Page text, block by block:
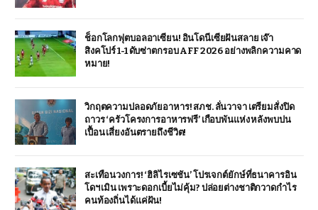
ช็อกโลกฟุตบอลอาเซียน! อินโดนีเซียฝันสลาย เจ๊า
สิงคโปร์ 1-1 ดับซ่าตกรอบ AFF 2026 อย่างพลิกความคาด
หมาย!
วิกฤตความปลอดภัยอาหาร! สภช. ลั่นวาจา เตรียมสั่งปิด
ถาวร ‘ครัวโครงการอาหารฟรี’ เกือบพันแห่ง หลังพบปน
เปื้อน เสี่ยงอันตรายถึงชีวิต!
สะเทือนวงการ! ‘ฮิลิไรเซชัน’ โปรเจกต์ยักษ์ที่ธนาคารอิน
โดฯ เมิน เพราะดอกเบี้ยไม่คุ้ม? ปล่อยต่างชาติกวาดกำไร
คนท้องถิ่นได้แค่ฝัน!